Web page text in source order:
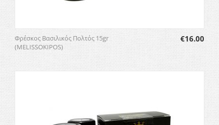
Φρέσκος Βασιλικός Πολτός 15gr
(MELISSOKIPOS)
€16.00